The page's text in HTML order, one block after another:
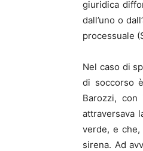
giuridica
dall’uno o
processuale
Nel caso di
di soccorso
Barozzi,
attraversava
verde, e
sirena. Ad